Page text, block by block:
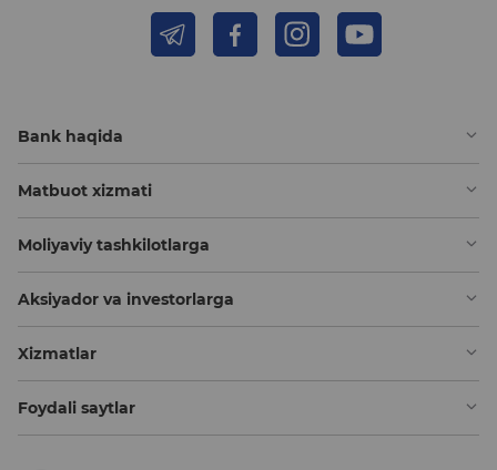
Bank haqida
Matbuot xizmati
Moliyaviy tashkilotlarga
Aksiyador va investorlarga
Xizmatlar
Foydali saytlar